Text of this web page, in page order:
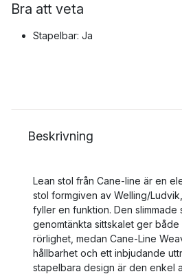
Bra att veta
Stapelbar: Ja
Beskrivning
Lean stol från Cane-line är en
stol formgiven av Welling/
fyller en funktion. Den slimmade
genomtänkta sittskalet ger
rörlighet, medan Cane-Line
hållbarhet och ett inbjudande
stapelbara design är den enkel